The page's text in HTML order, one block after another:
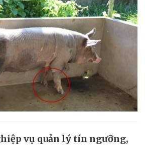
vụ quản lý tín ngưỡng,